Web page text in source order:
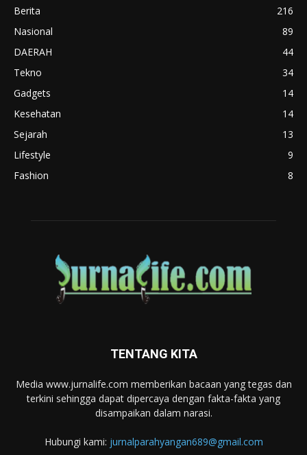
Berita
216
Nasional
89
DAERAH
44
Tekno
34
Gadgets
14
Kesehatan
14
Sejarah
13
Lifestyle
9
Fashion
8
TENTANG KITA
Media www.jurnalife.com memberikan bacaan yang tegas dan
terkini sehingga dapat dipercaya dengan fakta-fakta yang
disampaikan dalam narasi.
Hubungi kami: jurnalparahyangan689@gmail.com